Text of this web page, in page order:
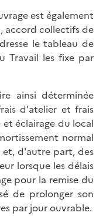
est également
accord collectifs de
le tableau de
Travail les fixe par
ainsi déterminée
d'atelier et frais
et éclairage du local
normal
d'autre part, des
lorsque les délais
pour la remise du
de prolonger son
par jour ouvrable.